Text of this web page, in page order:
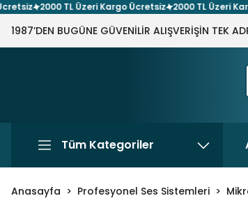
2000 TL Üzeri Kargo Ücretsiz 2000 TL Üzeri Kargo
1987’DEN BUGÜNE GÜVENİLİR ALIŞVERİŞİN TEK
Tüm Kategoriler
Anasayfa Profesyonel Ses Sistemleri